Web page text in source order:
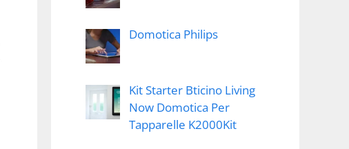
Domotica Philips
Kit Starter Bticino Living
Now Domotica Per
Tapparelle K2000Kit